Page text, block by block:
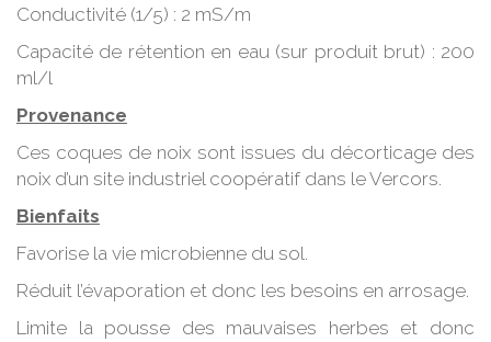
Conductivité (1/5) : 2 mS/m
Capacité de rétention en eau (sur produit brut) : 200
ml/l
Provenance
Ces coques de noix sont issues du décorticage des
noix d’un site industriel coopératif dans le Vercors.
Bienfaits
Favorise la vie microbienne du sol.
Réduit l’évaporation et donc les besoins en arrosage.
Limite la pousse des mauvaises herbes et donc